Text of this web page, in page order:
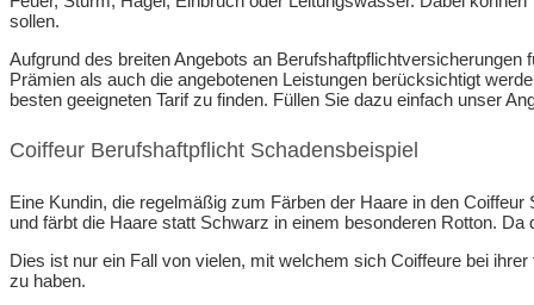
sollen.
Aufgrund des breiten Angebots an
Prämien als auch die angebotenen Leistungen berücksichtigt
besten geeigneten Tarif zu finden. Füllen Sie dazu einfach unser
Coiffeur Berufshaftpflicht Schadensbeispiel
Eine Kundin, die regelmäßig zum Färben der Haare in den
und färbt die Haare statt Schwarz in einem besonderen Rotton.
Dies ist nur ein Fall von vielen, mit welchem sich Coiffeure bei
zu haben.